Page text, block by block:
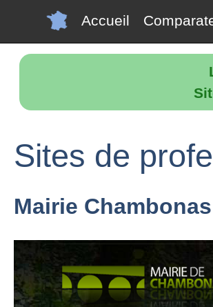
Accueil
Sites de
Mairie Chambonas